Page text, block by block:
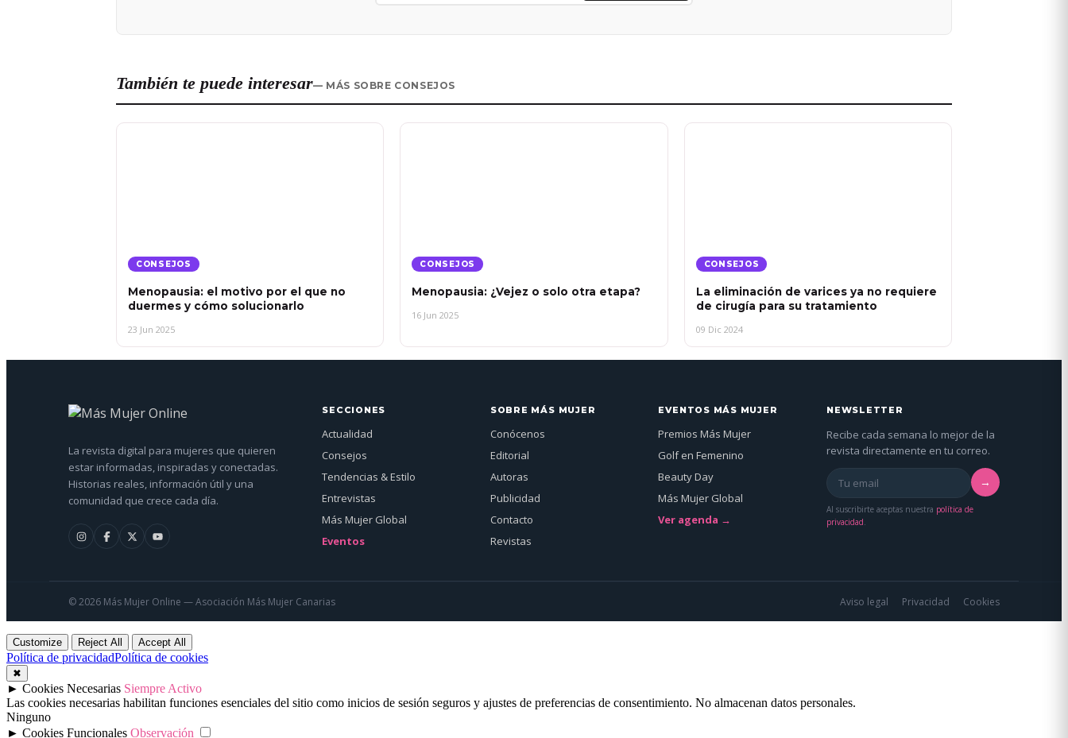
También te puede interesar— MÁS SOBRE CONSEJOS
CONSEJOS
Menopausia: el motivo por el que no
duermes y cómo solucionarlo
23 Jun 2025
CONSEJOS
Menopausia: ¿Vejez o solo otra etapa?
16 Jun 2025
CONSEJOS
La eliminación de varices ya no requiere
de cirugía para su tratamiento
09 Dic 2024
La revista digital para mujeres que quieren
estar informadas, inspiradas y conectadas.
Historias reales, información útil y una
comunidad que crece cada día.
SECCIONES
Actualidad
Consejos
Tendencias & Estilo
Entrevistas
Más Mujer Global
Eventos
SOBRE MÁS MUJER
Conócenos
Editorial
Autoras
Publicidad
Contacto
Revistas
EVENTOS MÁS MUJER
Premios Más Mujer
Golf en Femenino
Beauty Day
Más Mujer Global
Ver agenda →
NEWSLETTER
Recibe cada semana lo mejor de la
revista directamente en tu correo.
→
Al suscribirte aceptas nuestra política de
privacidad.
© 2026 Más Mujer Online — Asociación Más Mujer Canarias Aviso legal Privacidad Cookies
Customize Reject All Accept All
Política de privacidadPolítica de cookies
✖
► Cookies Necesarias Siempre Activo
Las cookies necesarias habilitan funciones esenciales del sitio como inicios de sesión seguros y ajustes de preferencias de consentimiento. No almacenan datos personales.
Ninguno
► Cookies Funcionales Observación